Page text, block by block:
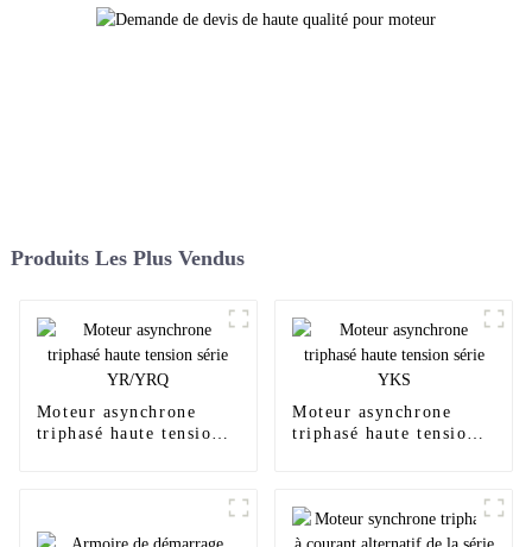
Produits Les Plus Vendus
Moteur asynchrone
triphasé haute tension
Moteur asynchrone
triphasé haute tension